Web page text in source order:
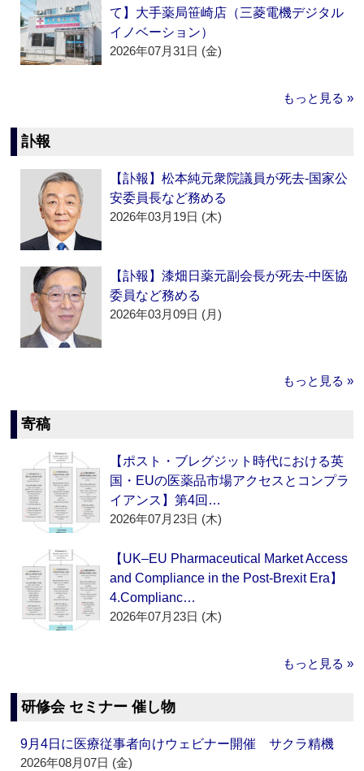
て】大手薬局笹崎店（三菱電機デジタル
イノベーション）
2026年07月31日 (金)
もっと見る »
訃報
【訃報】松本純元衆院議員が死去‐国家公
安委員長など務める
2026年03月19日 (木)
【訃報】漆畑日薬元副会長が死去‐中医協
委員など務める
2026年03月09日 (月)
もっと見る »
寄稿
【ポスト・ブレグジット時代における英
国・EUの医薬品市場アクセスとコンプラ
イアンス】第4回…
2026年07月23日 (木)
【UK–EU Pharmaceutical Market Access
and Compliance in the Post-Brexit Era】
4.Complianc…
2026年07月23日 (木)
もっと見る »
研修会 セミナー 催し物
9月4日に医療従事者向けウェビナー開催 サクラ精機
2026年08月07日 (金)